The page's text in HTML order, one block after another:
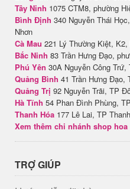
Tây Ninh 1075 CTM8, phường
Bình Định 340 Nguyễn Thái
Nhơn
Cà Mau 221 Lý Thường Kiệt,
Bắc Ninh 83 Trần Hưng Đạo,
Phú Yên 30A Nguyễn Công Trứ,
Quảng Bình 41 Trần Hưng Đạo,
Quảng Trị 92 Nguyễn Trãi, TP
Hà Tĩnh 54 Phan Đình Phùng,
Thanh Hóa 177 Lê Lai, TP
Xem thêm chi nhánh shop hoa
TRỢ GIÚP